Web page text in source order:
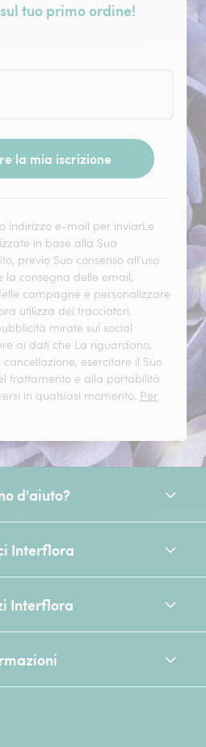
tuo primo ordine!
la mia iscrizione
indirizzo e-mail per inviarLe
in base alla Sua
previo Suo consenso all'uso
la consegna delle email,
campagne e personalizzare
utilizza dei tracciatori.
mirate sui social
ai dati che La riguardano,
esercitare il Suo
trattamento e alla portabilità
in qualsiasi momento. Per
d'aiuto?
Interflora
Interflora